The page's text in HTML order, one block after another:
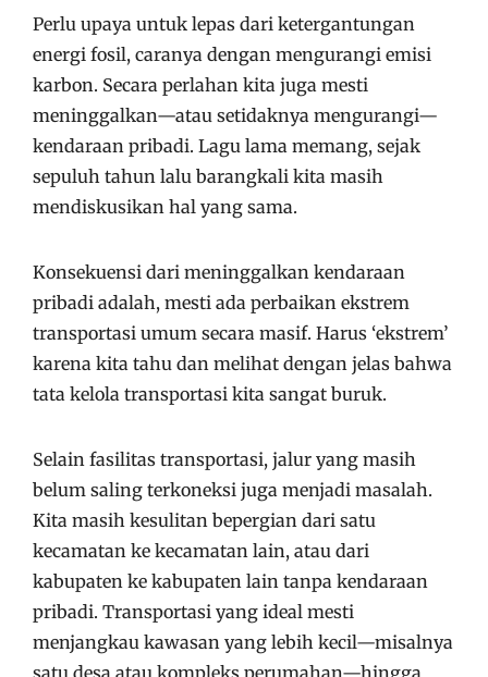
Perlu upaya untuk lepas dari ketergantungan
energi fosil, caranya dengan mengurangi emisi
karbon. Secara perlahan kita juga mesti
meninggalkan—atau setidaknya mengurangi—
kendaraan pribadi. Lagu lama memang, sejak
sepuluh tahun lalu barangkali kita masih
mendiskusikan hal yang sama.
Konsekuensi dari meninggalkan kendaraan
pribadi adalah, mesti ada perbaikan ekstrem
transportasi umum secara masif. Harus ‘ekstrem’
karena kita tahu dan melihat dengan jelas bahwa
tata kelola transportasi kita sangat buruk.
Selain fasilitas transportasi, jalur yang masih
belum saling terkoneksi juga menjadi masalah.
Kita masih kesulitan bepergian dari satu
kecamatan ke kecamatan lain, atau dari
kabupaten ke kabupaten lain tanpa kendaraan
pribadi. Transportasi yang ideal mesti
menjangkau kawasan yang lebih kecil—misalnya
satu desa atau kompleks perumahan—hingga